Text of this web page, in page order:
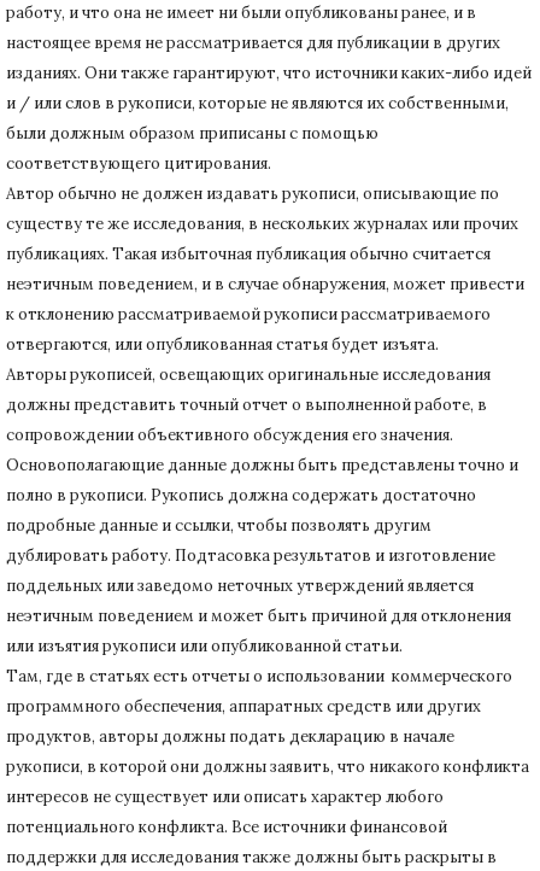
работу, и что она не имеет ни были опубликованы ранее, и в
настоящее время не рассматривается для публикации в других
изданиях. Они также гарантируют, что источники каких-либо идей
и / или слов в рукописи, которые не являются их собственными,
были должным образом приписаны с помощью
соответствующего цитирования.
Автор обычно не должен издавать рукописи, описывающие по
существу те же исследования, в нескольких журналах или прочих
публикациях. Такая избыточная публикация обычно считается
неэтичным поведением, и в случае обнаружения, может привести
к отклонению рассматриваемой рукописи рассматриваемого
отвергаются, или опубликованная статья будет изъята.
Авторы рукописей, освещающих оригинальные исследования
должны представить точный отчет о выполненной работе, в
сопровождении объективного обсуждения его значения.
Основополагающие данные должны быть представлены точно и
полно в рукописи. Рукопись должна содержать достаточно
подробные данные и ссылки, чтобы позволять другим
дублировать работу. Подтасовка результатов и изготовление
поддельных или заведомо неточных утверждений является
неэтичным поведением и может быть причиной для отклонения
или изъятия рукописи или опубликованной статьи.
Там, где в статьях есть отчеты о использовании коммерческого
программного обеспечения, аппаратных средств или других
продуктов, авторы должны подать декларацию в начале
рукописи, в которой они должны заявить, что никакого конфликта
интересов не существует или описать характер любого
потенциального конфликта. Все источники финансовой
поддержки для исследования также должны быть раскрыты в